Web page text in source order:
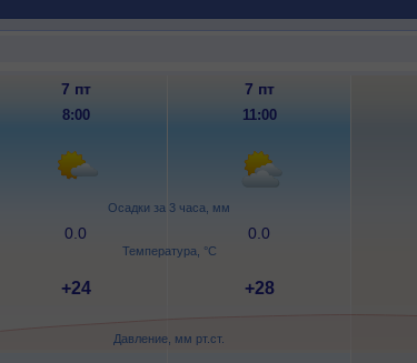
Осадки за 3 часа, мм
Температура, °C
Давление, мм рт.ст.
7 пт 7 пт
8:00 11:00
0.0 0.0
+24 +28